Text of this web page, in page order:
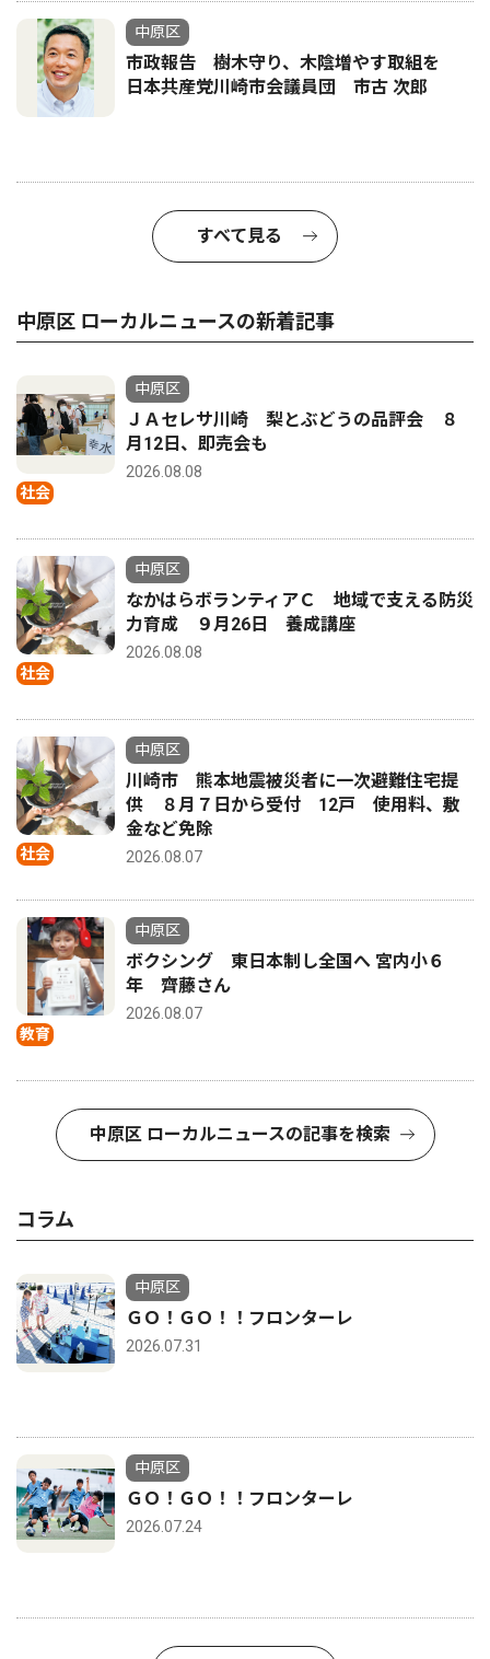
中原区
市政報告 樹木守り、木陰増やす取組を
日本共産党川崎市会議員団 市古 次郎
すべて見る
中原区 ローカルニュースの新着記事
社会
中原区
ＪＡセレサ川崎 梨とぶどうの品評会 ８
月12日、即売会も
2026.08.08
社会
中原区
なかはらボランティアＣ 地域で支える防災
力育成 ９月26日 養成講座
2026.08.08
社会
中原区
川崎市 熊本地震被災者に一次避難住宅提
供 ８月７日から受付 12戸 使用料、敷
金など免除
2026.08.07
教育
中原区
ボクシング 東日本制し全国へ 宮内小６
年 齊藤さん
2026.08.07
中原区 ローカルニュースの記事を検索
コラム
中原区
ＧＯ！ＧＯ！！フロンターレ
2026.07.31
中原区
ＧＯ！ＧＯ！！フロンターレ
2026.07.24